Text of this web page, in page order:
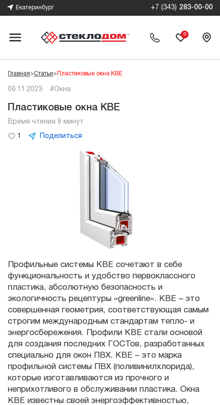
Екатеринбург +7 (343) 283-00-00
0
Главная>Статьи> Пластиковые окна KBE
06.11.2023 #Окна
Пластиковые окна KBE
Время чтения 8 минут
1 Поделиться
Профильные системы КВЕ сочетают в себе
функциональность и удобство первоклассного
пластика, абсолютную безопасность и
экологичность рецептуры «greenline». КВЕ – это
совершенная геометрия, соответствующая самым
строгим международным стандартам тепло- и
энергосбережения. Профили KBE стали основой
для создания последних ГОСТов, разработанных
специально для окон ПВХ. KBE – это марка
профильной системы ПВХ (поливинилхлорида),
которые изготавливаются из прочного и
неприхотливого в обслуживании пластика. Окна
KBE известны своей энергоэффективностью,